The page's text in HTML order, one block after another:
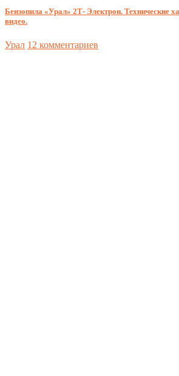
Бензопила «Урал» 2Т- Электрон. Технические
видео.
Урал 12 комментариев